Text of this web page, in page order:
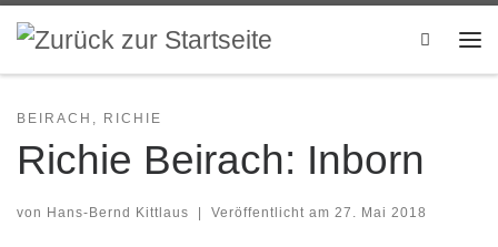
Zum Inhalt springen
Search
BEIRACH, RICHIE
Richie Beirach: Inborn
von Hans-Bernd Kittlaus Veröffentlicht am 27. Mai 2018